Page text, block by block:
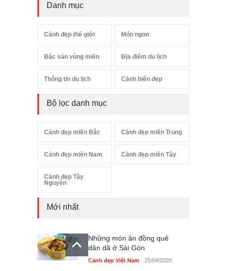
Danh mục
Cảnh đẹp thế giới Món ngon
Đặc sản vùng miền Địa điểm du lịch
Thông tin du lịch Cảnh biển đẹp
Bộ lọc danh mục
Cảnh đẹp miền Bắc Cảnh đẹp miền Trung
Cảnh đẹp miền Nam Cảnh đẹp miền Tây
Cảnh đẹp Tây
Nguyên
Mới nhất
Những món ăn đồng quê
dân dã ở Sài Gòn
Cảnh đẹp Việt Nam 25/04/2020